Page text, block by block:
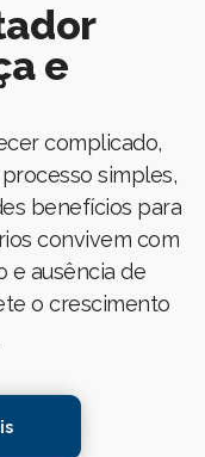
e
complicado,
simples,
benefícios para
convivem com
e ausência de
o crescimento